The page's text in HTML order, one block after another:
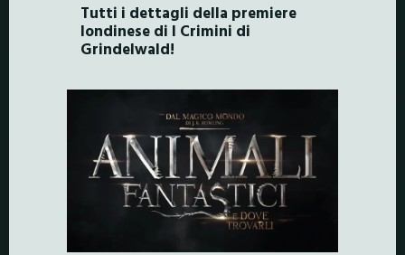
Tutti i dettagli della premiere
londinese di I Crimini di
Grindelwald!